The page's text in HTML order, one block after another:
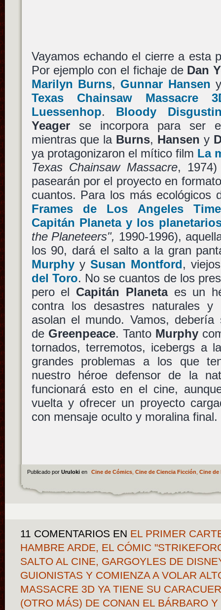
Vayamos echando el cierre a esta
Por ejemplo con el fichaje de Dan
Marilyn Burns, Gunnar Hansen
Texas Chainsaw Massacre
Luessenhop. Bloody
Yeagerse incorpora para ser
mientras que la Burns, Hansen y
ya protagonizaron el mítico film La
Texas Chainsaw Massacre,
pasearán por el proyecto en
cuantos. Para los más ecológicos
Frames de Los Angeles
Capitán Planeta y los
the Planeteers", 1990-1996),
los 90, dará el salto a la gran
Murphyy Susan Montford,
del Toro. No se cuantos de los
pero el Capitán Planetaes un
contra los desastres naturales y
asolan el mundo. Vamos, debería
de Greenpeace. Tanto Murphy
tornados, terremotos, icebergs a
grandes problemas a los que
nuestro héroe defensor de la
funcionará esto en el cine,
vuelta y ofrecer un proyecto
con mensaje oculto y moralina final.
Publicado por Uruloki en Cine de Cómics, Cine de Ciencia Ficción Cine de
11 COMENTARIOS EN EL PRIMER
HAMBRE ARDE, EL CÓMIC
SALTO AL CINE, GARGOYLES DE
GUIONISTAS Y COMIENZA A VOLAR
MASSACRE 3D YA TIENE SU
(OTRO MÁS) DE CONAN EL BÁRBARO